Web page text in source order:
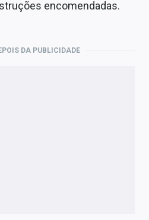
encomendadas.
DA PUBLICIDADE